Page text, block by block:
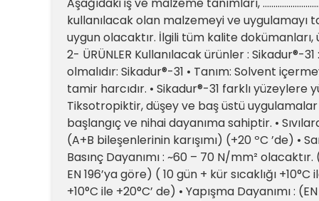
kullanılacak olan malzemeyi ve
uygun olacaktır. İlgili tüm kalite
2- ÜRÜNLER Kullanılacak ürünler : Sikadur®-
olmalıdır: Sikadur®-31 • Tanım: Solvent
tamir harcıdır. • Sikadur®-31 farklı yüzeylere
Tiksotropiktir, düşey ve baş üstü
başlangıç ve nihai dayanıma sahiptir. •
(A+B bileşenlerinin karışımı) (+20 ºC ’de) •
Basınç Dayanımı : ~60 – 70 N/mm²
EN 196’ya göre) ( 10 gün + kür sıcaklığı
+10°C ile +20°C’ de) • Yapışma Dayanımı :